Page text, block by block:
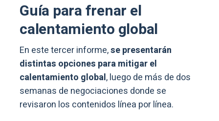
Guía para frenar el
calentamiento global
En este tercer informe,se presentarán
distintas opciones para mitigar el
calentamiento global, luego de más de dos
semanas de negociaciones donde se
revisaron los contenidos línea por línea.